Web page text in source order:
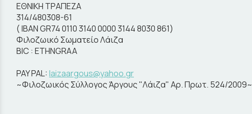
ΕΘΝΙΚΗ ΤΡΑΠΕΖΑ
314/480308-61
( ΙΒΑΝ GR74 0110 3140 0000 3144 8030 861)
Φιλοζωικό Σωματείο Λάιζα
BIC : ETHNGRAA
PAY PAL:laizaargous@yahoo.gr
~Φιλοζωικός Σύλλογος Άργους "Λάιζα" Αρ. Πρωτ. 524/2009~